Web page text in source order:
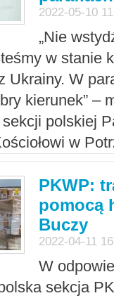
2022-05-10
„Nie
w stanie
Ukrainy. W
kierunek” –
polskiej
w
PKWP:
pomocą
Buczy
2022-04-11
W
sekcja